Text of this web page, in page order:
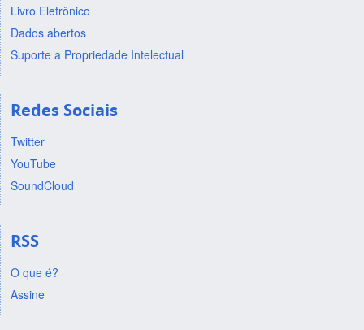
Livro Eletrônico
Dados abertos
Suporte a Propriedade Intelectual
Redes Sociais
Twitter
YouTube
SoundCloud
RSS
O que é?
Assine